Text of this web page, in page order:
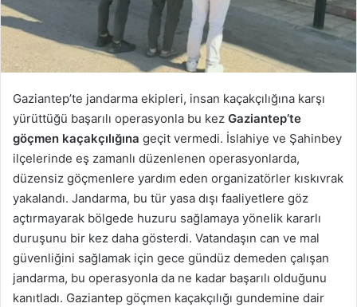
Gaziantep’te jandarma ekipleri, insan kaçakçılığına karşı
yürüttüğü başarılı operasyonla bu kez Gaziantep’te
göçmen kaçakçılığına geçit vermedi. İslahiye ve Şahinbey
ilçelerinde eş zamanlı düzenlenen operasyonlarda,
düzensiz göçmenlere yardım eden organizatörler kıskıvrak
yakalandı. Jandarma, bu tür yasa dışı faaliyetlere göz
açtırmayarak bölgede huzuru sağlamaya yönelik kararlı
duruşunu bir kez daha gösterdi. Vatandaşın can ve mal
güvenliğini sağlamak için gece gündüz demeden çalışan
jandarma, bu operasyonla da ne kadar başarılı olduğunu
kanıtladı. Gaziantep göçmen kaçakçılığı gundemine dair